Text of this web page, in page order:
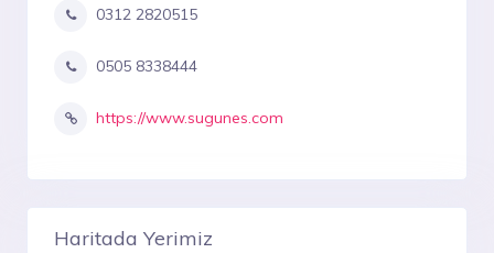
0312 2820515
0505 8338444
https://www.sugunes.com
Haritada Yerimiz